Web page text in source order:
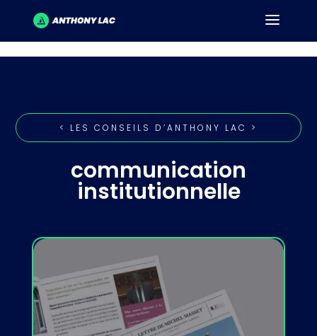
< LES CONSEILS D’ANTHONY LAC >
communication
institutionnelle